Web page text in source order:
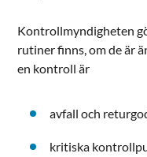
Kontrollmyndigheten
rutiner finns, om de är
en kontroll är
avfall och
kritiska